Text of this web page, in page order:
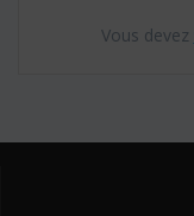
Vous devez